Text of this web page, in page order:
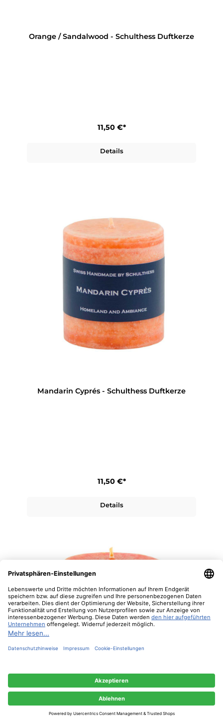
Orange / Sandalwood - Schulthess Duftkerze
11,50 €*
Details
Mandarin Cyprés - Schulthess Duftkerze
11,50 €*
Details
können.Mehr Informationen ...
Nur technisch notwendige Konfigurieren